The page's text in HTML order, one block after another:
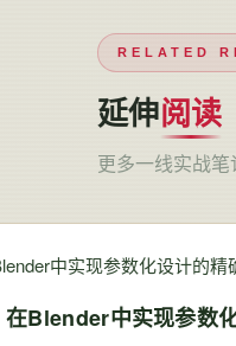
RELATED
延伸阅读
更多一线实战
Blender中实现参数